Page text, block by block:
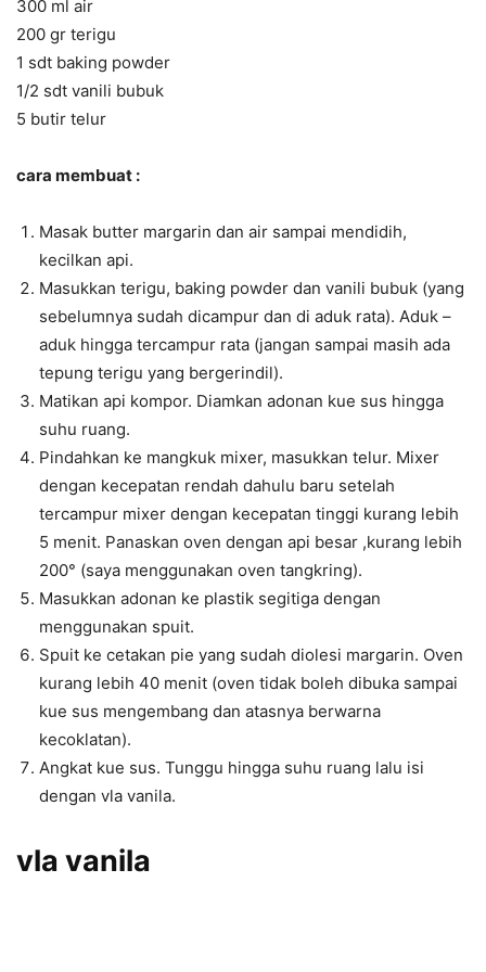
300 ml air
200 gr terigu
1 sdt baking powder
1/2 sdt vanili bubuk
5 butir telur
cara membuat :
Masak butter margarin dan air sampai mendidih,
kecilkan api.
Masukkan terigu, baking powder dan vanili bubuk (yang
sebelumnya sudah dicampur dan di aduk rata). Aduk –
aduk hingga tercampur rata (jangan sampai masih ada
tepung terigu yang bergerindil).
Matikan api kompor. Diamkan adonan kue sus hingga
suhu ruang.
Pindahkan ke mangkuk mixer, masukkan telur. Mixer
dengan kecepatan rendah dahulu baru setelah
tercampur mixer dengan kecepatan tinggi kurang lebih
5 menit. Panaskan oven dengan api besar ,kurang lebih
200° (saya menggunakan oven tangkring).
Masukkan adonan ke plastik segitiga dengan
menggunakan spuit.
Spuit ke cetakan pie yang sudah diolesi margarin. Oven
kurang lebih 40 menit (oven tidak boleh dibuka sampai
kue sus mengembang dan atasnya berwarna
kecoklatan).
Angkat kue sus. Tunggu hingga suhu ruang lalu isi
dengan vla vanila.
vla vanila